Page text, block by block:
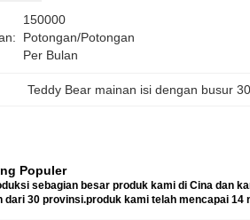
150000
Potongan/potongan
Per Bulan
Teddy Bear mainan isi dengan busur
Populer
sebagian besar produk kami di Cina dan
dari 30 provinsi.produk kami telah mencapai 14